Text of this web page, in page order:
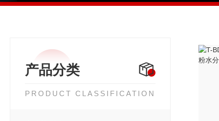
产品分类
PRODUCT CLASSIFICATION